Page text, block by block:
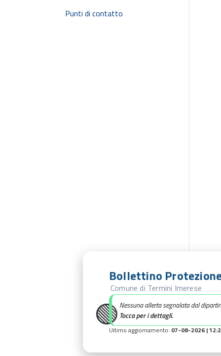
Punti di contatto
🟢
Bollettino
Comune di Termini Imerese
Nessuna allerta segnalata dal
Tocca per i dettagli.
Ultimo aggiornamento: 07-08-2026 |